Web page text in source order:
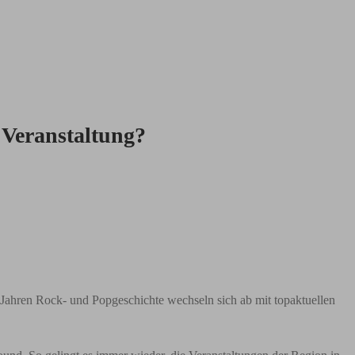
Rock- und Popgeschichte wechseln sich ab mit topaktuellen